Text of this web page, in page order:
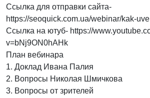
Ссылка для отправки сайта-
https://seoquick.com.ua/webinar/kak-
Ссылка на ютуб- https://
v=bNj9ON0hAHk
План вебинара
1. Доклад Ивана Палия
2. Вопросы Николая Шмичкова
3. Вопросы от зрителей